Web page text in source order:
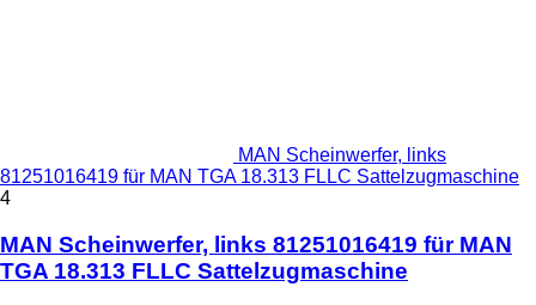
MAN Scheinwerfer, links
81251016419 für MAN TGA 18.313 FLLC Sattelzugmaschine
4
MAN Scheinwerfer, links 81251016419 für MAN
TGA 18.313 FLLC Sattelzugmaschine